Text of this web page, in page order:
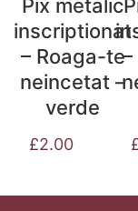
Pix metalic
inscriptionat
– Roaga-te
neincetat –
verde
£2.00
–